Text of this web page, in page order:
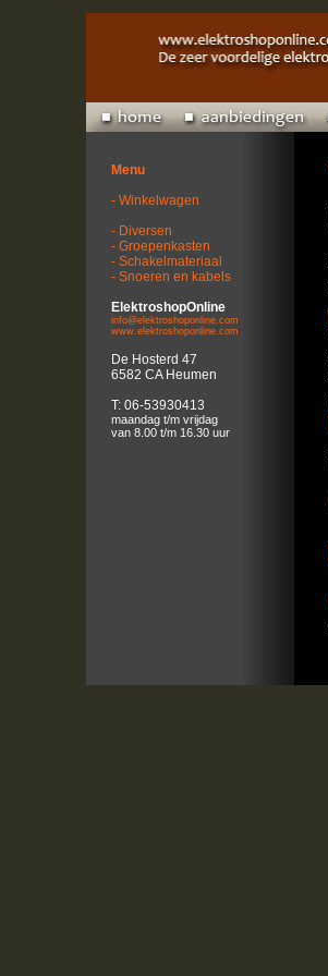
Menu
- Winkelwagen
- Diversen
- Groepenkasten
- Schakelmateriaal
- Snoeren en kabels
ElektroshopOnline
info@elektroshoponline.com
www.elektroshoponline.com
De Hosterd 47
6582 CA Heumen
T: 06-53930413
maandag t/m vrijdag
van 8.00 t/m 16.30 uur